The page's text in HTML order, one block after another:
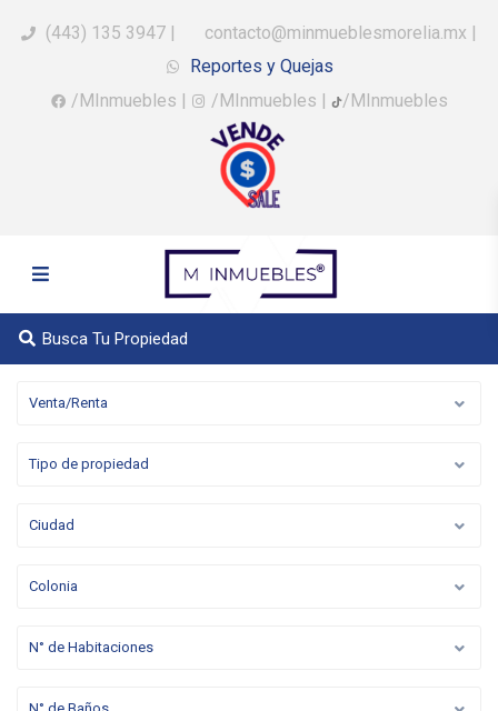
(443) 135 3947 | contacto@minmueblesmorelia.mx |
Reportes y Quejas
/MInmuebles | /MInmuebles | /MInmuebles
Busca Tu Propiedad
Venta/Renta
Tipo de propiedad
Ciudad
Colonia
N° de Habitaciones